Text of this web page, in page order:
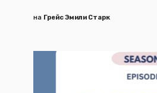
на Грейс Эмили Старк